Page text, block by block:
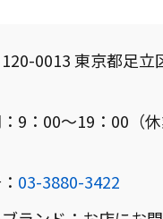
0013 東京都足立
9：00～19：00（
03-3880-3422